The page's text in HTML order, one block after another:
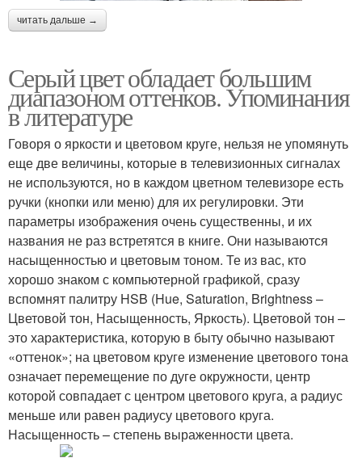
читать дальше →
Серый цвет обладает большим
диапазоном оттенков. Упоминания
в литературе
Говоря о яркости и цветовом круге, нельзя не упомянуть
еще две величины, которые в телевизионных сигналах
не используются, но в каждом цветном телевизоре есть
ручки (кнопки или меню) для их регулировки. Эти
параметры изображения очень существенны, и их
названия не раз встретятся в книге. Они называются
насыщенностью и цветовым тоном. Те из вас, кто
хорошо знаком с компьютерной графикой, сразу
вспомнят палитру HSB (Hue, Saturation, Brightness –
Цветовой тон, Насыщенность, Яркость). Цветовой тон –
это характеристика, которую в быту обычно называют
«оттенок»; на цветовом круге изменение цветового тона
означает перемещение по дуге окружности, центр
которой совпадает с центром цветового круга, а радиус
меньше или равен радиусу цветового круга.
Насыщенность – степень выраженности цвета.